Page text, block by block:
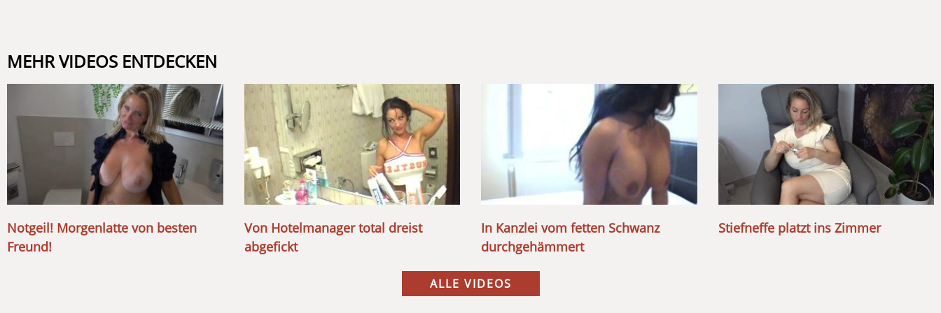
MEHR VIDEOS ENTDECKEN
Notgeil! Morgenlatte von besten
Freund!
Von Hotelmanager total dreist
abgefickt
In Kanzlei vom fetten Schwanz
durchgehämmert
Stiefneffe platzt ins Zimmer
ALLE VIDEOS